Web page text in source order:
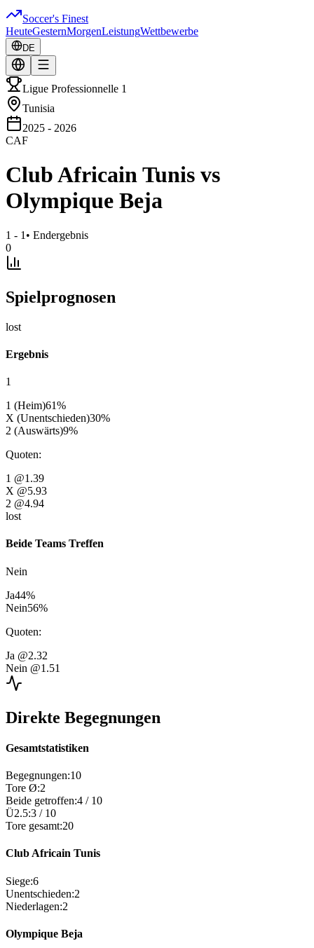
Soccer's Finest
HeuteGesternMorgenLeistungWettbewerbe
DE
Ligue Professionnelle 1
Tunisia
2025 - 2026
CAF
Club Africain Tunis vs
Olympique Beja
1 - 1 • Endergebnis
0
Spielprognosen
lost
Ergebnis
1
1 (Heim)61%
X (Unentschieden)30%
2 (Auswärts)9%
Quoten:
1 @1.39
X @5.93
2 @4.94
lost
Beide Teams Treffen
Nein
Ja44%
Nein56%
Quoten:
Ja @2.32
Nein @1.51
Direkte Begegnungen
Gesamtstatistiken
Begegnungen:10
Tore Ø:2
Beide getroffen:4 / 10
Ü2.5:3 / 10
Tore gesamt:20
Club Africain Tunis
Siege:6
Unentschieden:2
Niederlagen:2
Olympique Beja